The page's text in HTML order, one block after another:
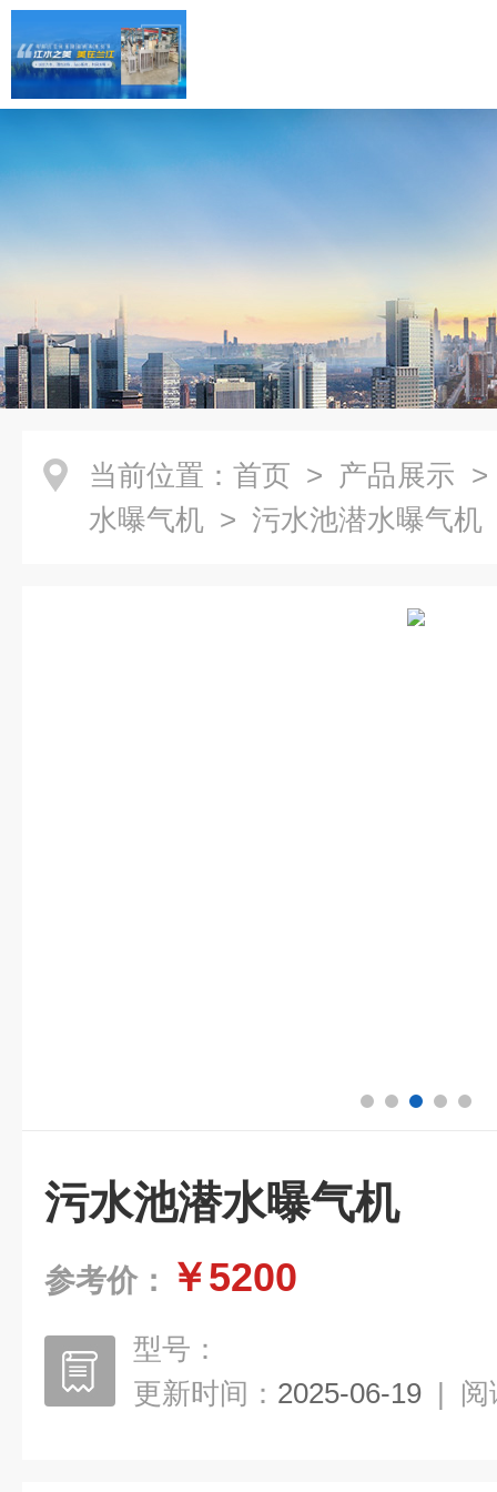
当前位置： 首页 > 产品展示
水曝气机 > 污水池潜水曝气机
污水池潜水曝气机
参考价： ￥5200
型号：
更新时间： 2025-06-19 | 阅